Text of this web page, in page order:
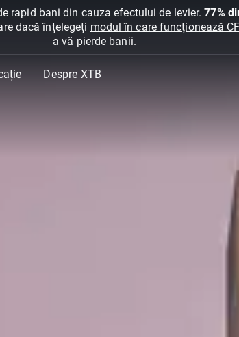
rapid bani din cauza efectului de levier.77%
dacă înțelegeți modul în care funcționează
a vă pierde banii.
Despre XTB